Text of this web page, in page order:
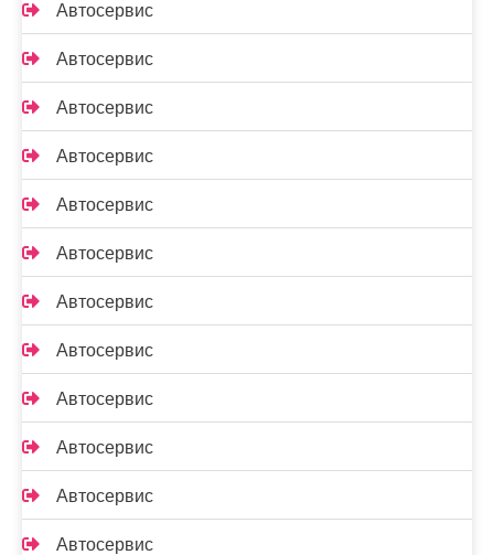
Автосервис
Автосервис
Автосервис
Автосервис
Автосервис
Автосервис
Автосервис
Автосервис
Автосервис
Автосервис
Автосервис
Автосервис